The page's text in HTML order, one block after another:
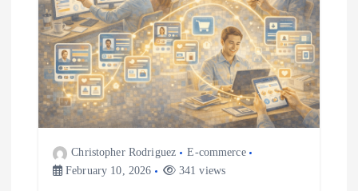
v
g
a
Christopher Rodriguez
E-commerce
February 10, 2026
341 views